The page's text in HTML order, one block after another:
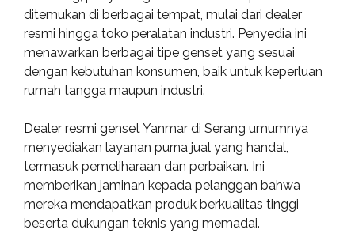
ditemukan di berbagai tempat, mulai dari dealer
resmi hingga toko peralatan industri. Penyedia ini
menawarkan berbagai tipe genset yang sesuai
dengan kebutuhan konsumen, baik untuk keperluan
rumah tangga maupun industri.
Dealer resmi genset Yanmar di Serang umumnya
menyediakan layanan purna jual yang handal,
termasuk pemeliharaan dan perbaikan. Ini
memberikan jaminan kepada pelanggan bahwa
mereka mendapatkan produk berkualitas tinggi
beserta dukungan teknis yang memadai.